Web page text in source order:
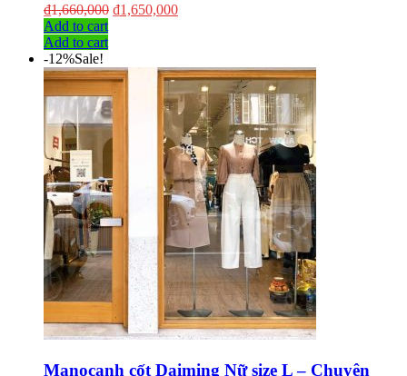
₫1,660,000 ₫1,650,000
Add to cart
Add to cart
-12%Sale!
Manocanh cốt Daiming Nữ size L – Chuyên